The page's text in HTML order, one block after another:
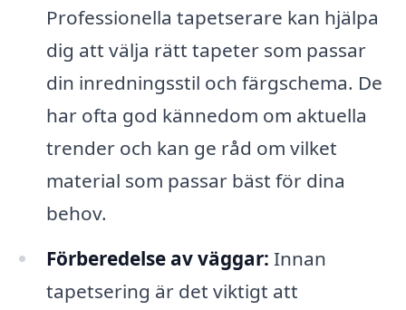
Professionella tapetserare kan hjälpa
dig att välja rätt tapeter som passar
din inredningsstil och färgschema. De
har ofta god kännedom om aktuella
trender och kan ge råd om vilket
material som passar bäst för dina
behov.
Förberedelse av väggar: Innan
tapetsering är det viktigt att